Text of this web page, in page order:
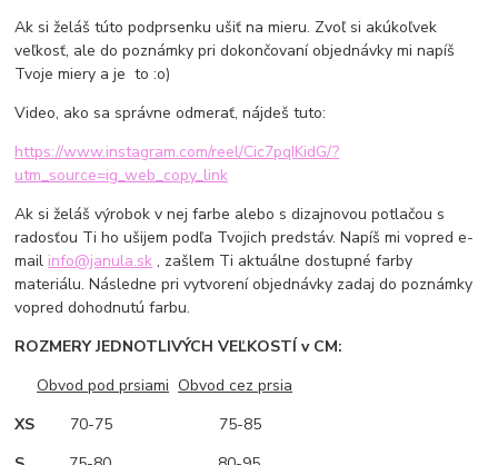
Ak si želáš túto podprsenku ušiť na mieru. Zvoľ si akúkoľvek
veľkosť, ale do poznámky pri dokončovaní objednávky mi napíš
Tvoje miery a je to :o)
Video, ako sa správne odmerať, nájdeš tuto:
https://www.instagram.com/reel/Cic7pqIKidG/?
utm_source=ig_web_copy_link
Ak si želáš výrobok v nej farbe alebo s dizajnovou potlačou s
radosťou Ti ho ušijem podľa Tvojich predstáv. Napíš mi vopred e-
mail info@janula.sk , zašlem Ti aktuálne dostupné farby
materiálu. Následne pri vytvorení objednávky zadaj do poznámky
vopred dohodnutú farbu.
ROZMERY JEDNOTLIVÝCH VEĽKOSTÍ v CM:
Obvod pod prsiami Obvod cez prsia
XS 70-75 75-85